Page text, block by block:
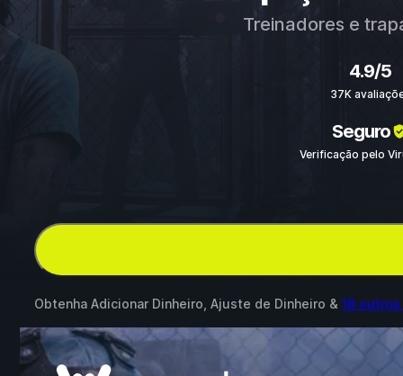
Treinadores e
4.9/5
37K
Seguro
Verificação pelo
Obtenha Adicionar Dinheiro, Ajuste de Dinheiro & 18